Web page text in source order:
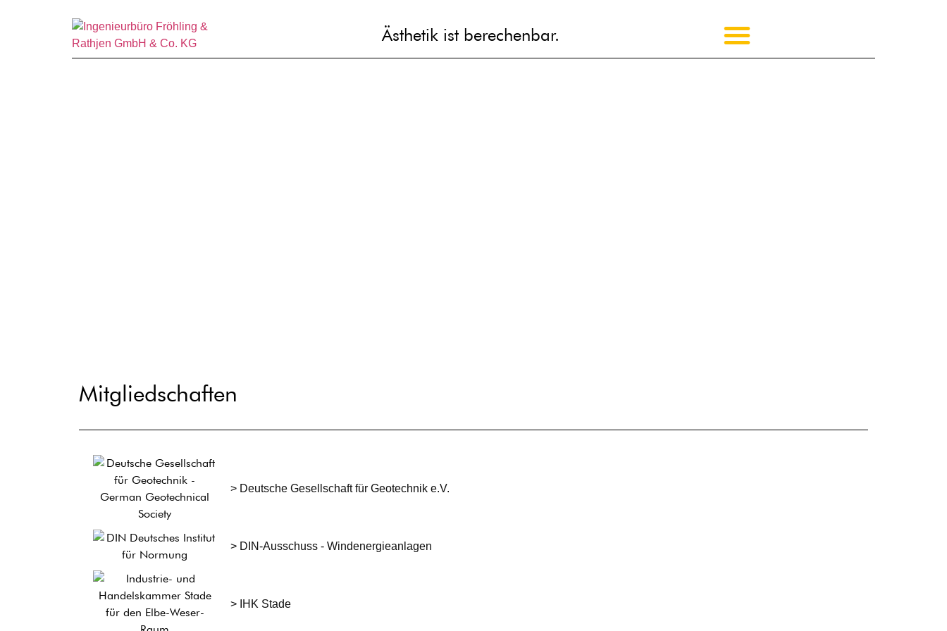
Ästhetik ist berechenbar.
Mitgliedschaften
> Deutsche Gesellschaft für Geotechnik e.V.
> DIN-Ausschuss - Windenergieanlagen
> IHK Stade